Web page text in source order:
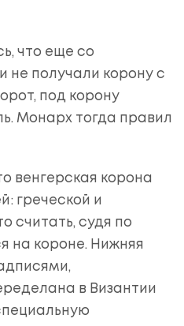
что еще со
не получали корону с
под корону
Монарх тогда правил
венгерская корона
греческой и
считать, судя по
на короне. Нижняя
в Византии